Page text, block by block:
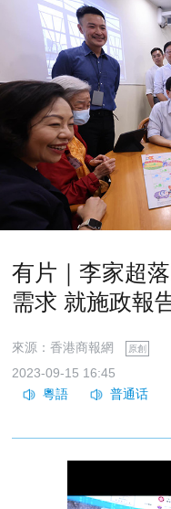
有片｜李家超
需求 就施政報
來源：香港商報網 原創
2023-09-15 16:45